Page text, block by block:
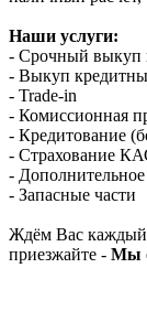
Наши услуги:
- Срочный выкуп
- Выкуп
- Trade-in
- Комиссионная
- Кредитование
- Страхование
-
- Запасные части
Ждём Вас каждый
приезжайте - Мы